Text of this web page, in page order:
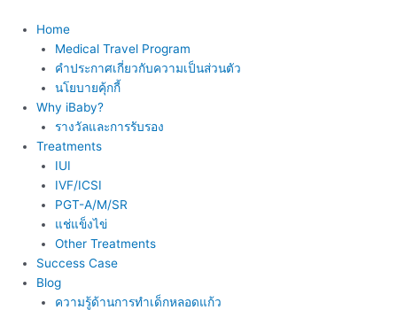
content
Home
Medical Travel Program
คำประกาศเกี่ยวกับความเป็นส่วนตัว
นโยบายคุ้กกี้
Why iBaby?
รางวัลและการรับรอง
Treatments
IUI
IVF/ICSI
PGT-A/M/SR
แช่แข็งไข่
Other Treatments
Success Case
Blog
ความรู้ด้านการทำเด็กหลอดแก้ว